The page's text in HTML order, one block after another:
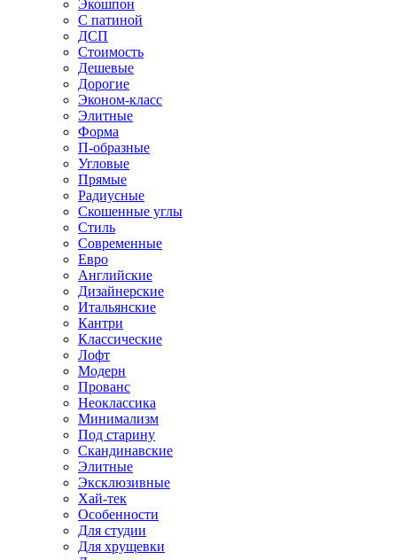
Экошпон
С патиной
ДСП
Стоимость
Дешевые
Дорогие
Эконом-класс
Элитные
Форма
П-образные
Угловые
Прямые
Радиусные
Скошенные углы
Стиль
Современные
Евро
Английские
Дизайнерские
Итальянские
Кантри
Классические
Лофт
Модерн
Прованс
Неоклассика
Минимализм
Под старину
Скандинавские
Элитные
Эксклюзивные
Хай-тек
Особенности
Для студии
Для хрущевки